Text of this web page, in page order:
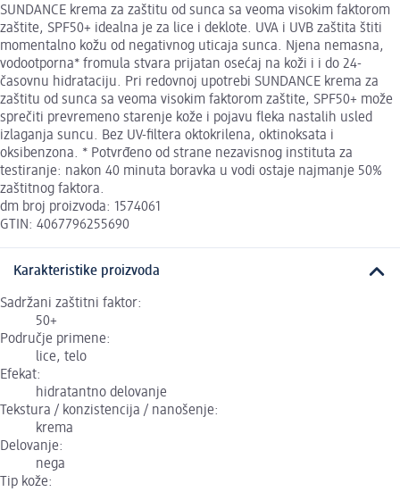
SUNDANCE krema za zaštitu od sunca sa veoma visokim faktorom
zaštite, SPF50+ idealna je za lice i deklote. UVA i UVB zaštita štiti
momentalno kožu od negativnog uticaja sunca. Njena nemasna,
vodootporna* fromula stvara prijatan osećaj na koži i i do 24-
časovnu hidrataciju. Pri redovnoj upotrebi SUNDANCE krema za
zaštitu od sunca sa veoma visokim faktorom zaštite, SPF50+ može
sprečiti prevremeno starenje kože i pojavu fleka nastalih usled
izlaganja suncu. Bez UV-filtera oktokrilena, oktinoksata i
oksibenzona. * Potvrđeno od strane nezavisnog instituta za
testiranje: nakon 40 minuta boravka u vodi ostaje najmanje 50%
zaštitnog faktora.
dm broj proizvoda: 1574061
GTIN: 4067796255690
Karakteristike proizvoda
Sadržani zaštitni faktor:
50+
Područje primene:
lice, telo
Efekat:
hidratantno delovanje
Tekstura / konzistencija / nanošenje:
krema
Delovanje:
nega
Tip kože: